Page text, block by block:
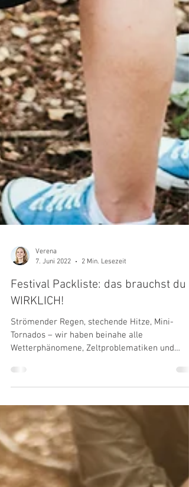
Verena
Festival Packliste: das brauchst du
WIRKLICH!
Strömender Regen, stechende Hitze, Mini-
Tornados – wir haben beinahe alle